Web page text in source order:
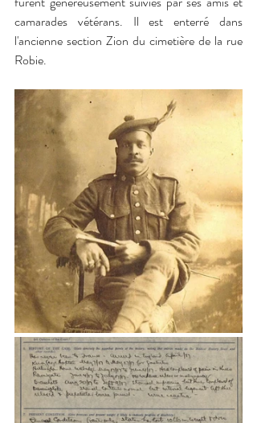
camarades vétérans. Il est enterré dans
l'ancienne section Zion du cimetière de la rue
Robie.